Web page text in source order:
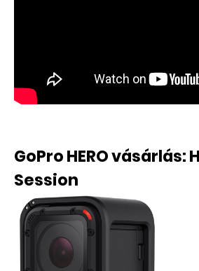
GoPro HERO vásárlás:
Session